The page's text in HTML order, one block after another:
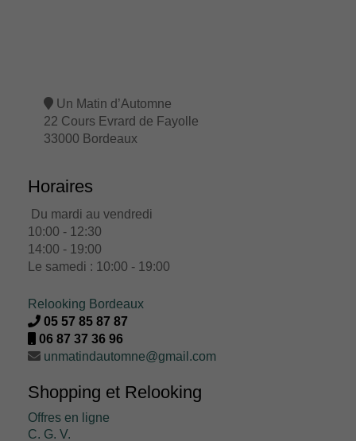
Un Matin d’Automne
22 Cours Evrard de Fayolle
33000 Bordeaux
Horaires
Du mardi au vendredi
10:00 - 12:30
14:00 - 19:00
Le samedi : 10:00 - 19:00
Relooking Bordeaux
05 57 85 87 87
06 87 37 36 96
unmatindautomne@gmail.com
Shopping et Relooking
Offres en ligne
C. G. V.